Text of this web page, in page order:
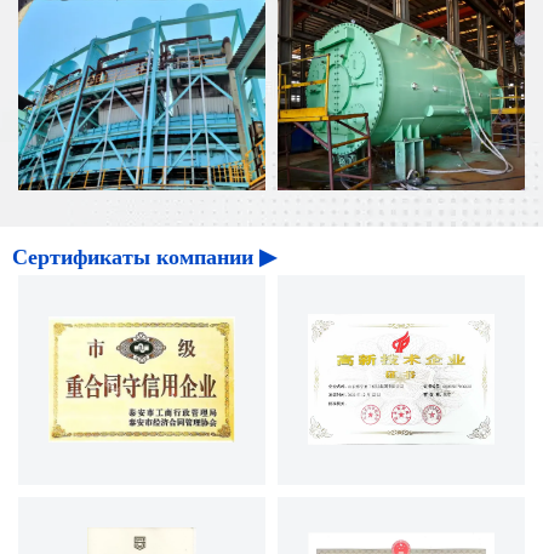
Сертификаты компании ▶